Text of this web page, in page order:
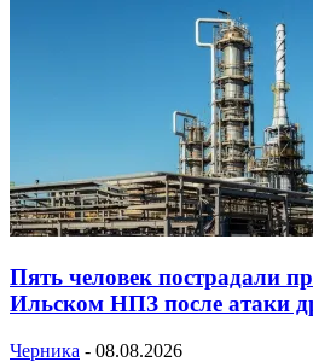
Пять человек пострадали
Ильском НПЗ после атаки
Черника - 08.08.2026